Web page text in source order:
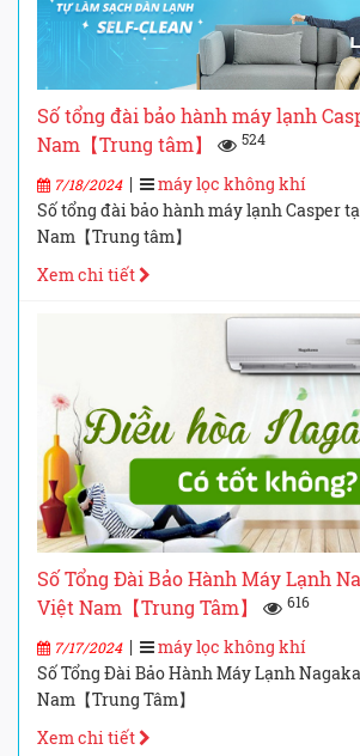
Số tổng đài bảo hành máy lạnh
Nam【Trung tâm】
524
7/18/2024|
máy lọc không khí
Số tổng đài bảo hành máy lạnh Casper
Nam【Trung tâm】
Xem chi tiết
Số Tổng Đài Bảo Hành Máy Lạnh
Việt Nam【Trung Tâm】
616
7/17/2024|
máy lọc không khí
Số Tổng Đài Bảo Hành Máy Lạnh
Nam【Trung Tâm】
Xem chi tiết